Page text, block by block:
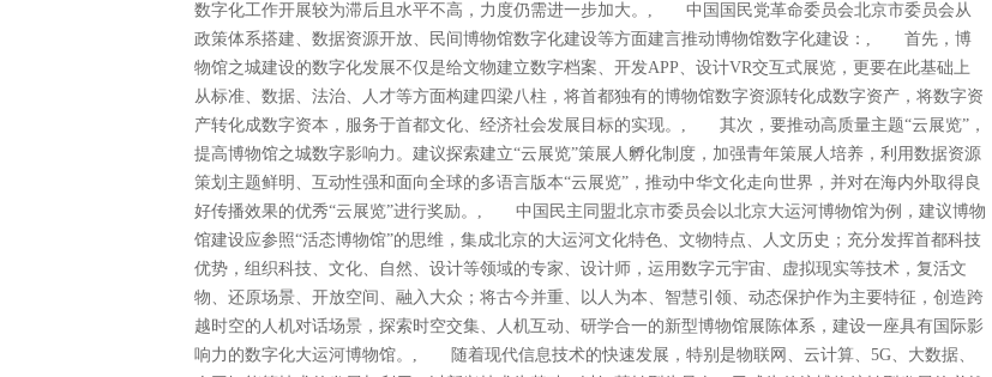
数字化工作开展较为滞后且水平不高，力度仍需进一步加大。, 中国国民党革命委员会北京市委员会从
政策体系搭建、数据资源开放、民间博物馆数字化建设等方面建言推动博物馆数字化建设：, 首先，博
物馆之城建设的数字化发展不仅是给文物建立数字档案、开发APP、设计VR交互式展览，更要在此基础上
从标准、数据、法治、人才等方面构建四梁八柱，将首都独有的博物馆数字资源转化成数字资产，将数字资
产转化成数字资本，服务于首都文化、经济社会发展目标的实现。, 其次，要推动高质量主题“云展览”，
提高博物馆之城数字影响力。建议探索建立“云展览”策展人孵化制度，加强青年策展人培养，利用数据资源
策划主题鲜明、互动性强和面向全球的多语言版本“云展览”，推动中华文化走向世界，并对在海内外取得良
好传播效果的优秀“云展览”进行奖励。, 中国民主同盟北京市委员会以北京大运河博物馆为例，建议博物
馆建设应参照“活态博物馆”的思维，集成北京的大运河文化特色、文物特点、人文历史；充分发挥首都科技
优势，组织科技、文化、自然、设计等领域的专家、设计师，运用数字元宇宙、虚拟现实等技术，复活文
物、还原场景、开放空间、融入大众；将古今并重、以人为本、智慧引领、动态保护作为主要特征，创造跨
越时空的人机对话场景，探索时空交集、人机互动、研学合一的新型博物馆展陈体系，建设一座具有国际影
响力的数字化大运河博物馆。, 随着现代信息技术的快速发展，特别是物联网、云计算、5G、大数据、